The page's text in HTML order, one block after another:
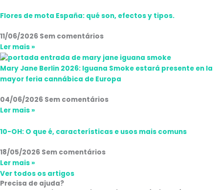
Flores de mota España: qué son, efectos y tipos.
11/06/2026 Sem comentários
Ler mais »
Mary Jane Berlin 2026: Iguana Smoke estará presente en la
mayor feria cannábica de Europa
04/06/2026 Sem comentários
Ler mais »
10-OH: O que é, características e usos mais comuns
18/05/2026 Sem comentários
Ler mais »
Ver todos os artigos
Precisa de ajuda?